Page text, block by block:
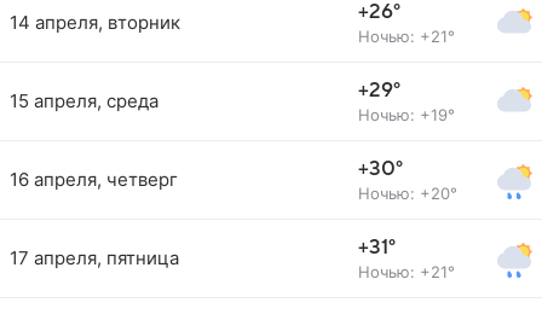
14 апреля, вторник +26°
Ночью: +21°
15 апреля, среда +29°
Ночью: +19°
16 апреля, четверг +30°
Ночью: +20°
17 апреля, пятница +31°
Ночью: +21°